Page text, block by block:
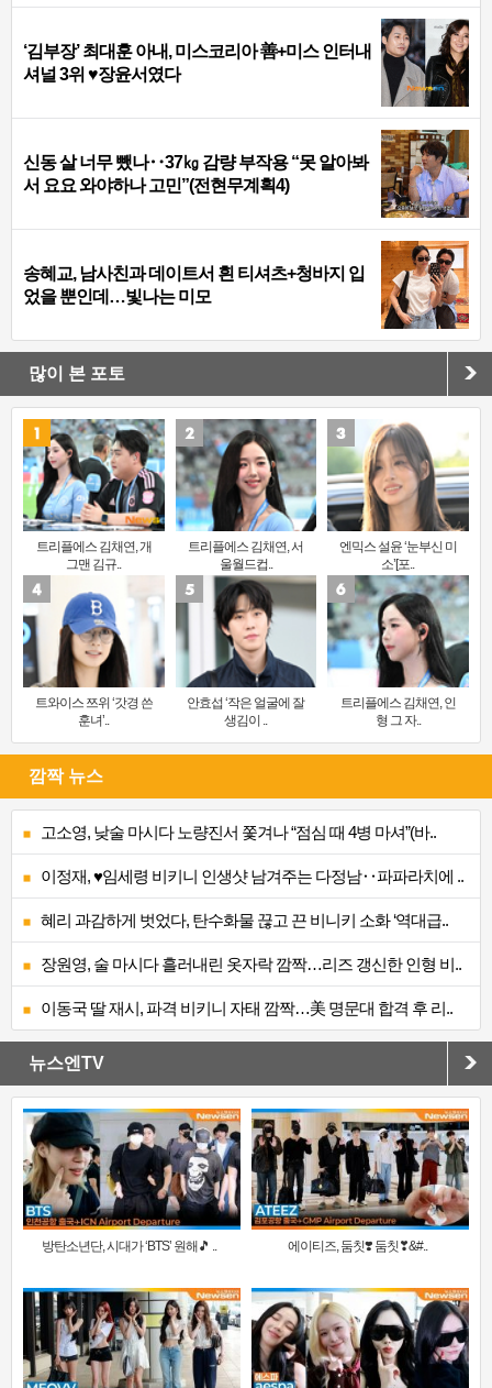
‘김부장’ 최대훈 아내, 미스코리아 善+미스 인터내
셔널 3위 ♥장윤서였다
신동 살 너무 뺐나‥37㎏ 감량 부작용 “못 알아봐
서 요요 와야하나 고민”(전현무계획4)
송혜교, 남사친과 데이트서 흰 티셔츠+청바지 입
었을 뿐인데…빛나는 미모
많이 본 포토
트리플에스 김채연, 개
그맨 김규..
트리플에스 김채연, 서
울월드컵..
엔믹스 설윤 ‘눈부신 미
소’[포..
트와이스 쯔위 ‘갓경 쓴
훈녀’..
안효섭 ‘작은 얼굴에 잘
생김이 ..
트리플에스 김채연, 인
형 그 자..
깜짝 뉴스
고소영, 낮술 마시다 노량진서 쫓겨나 “점심 때 4병 마셔”(바..
이정재, ♥임세령 비키니 인생샷 남겨주는 다정남‥파파라치에 ..
혜리 과감하게 벗었다, 탄수화물 끊고 끈 비니키 소화 ‘역대급..
장원영, 술 마시다 흘러내린 옷자락 깜짝…리즈 갱신한 인형 비..
이동국 딸 재시, 파격 비키니 자태 깜짝…美 명문대 합격 후 리..
뉴스엔TV
방탄소년단, 시대가 ‘BTS’ 원해🎵 .. 에이티즈, 둠칫❣️ 둠칫❣&#..